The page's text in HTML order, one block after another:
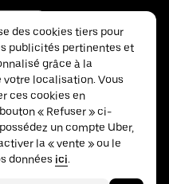
des cookies tiers pour
publicités pertinentes et
grâce à la
localisation. Vous
ces cookies en
« Refuser » ci-
un compte Uber,
la « vente » ou le
données ici.